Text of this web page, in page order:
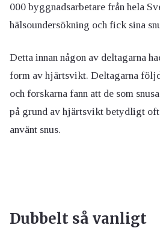
000 byggnadsarbetare från hela
hälsoundersökning och fick sina
Detta innan någon av deltagarna
form av hjärtsvikt. Deltagarna
och forskarna fann att de som
på grund av hjärtsvikt betydligt
använt snus.
Dubbelt så vanligt